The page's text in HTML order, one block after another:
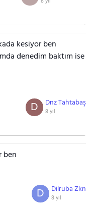
kesiyor ben
denedim baktım ise
Dnz Tahtabaş
8 yıl
D
ben
Dilruba Zkn
8 yıl
D